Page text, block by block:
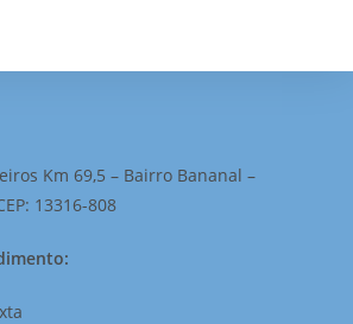
Km 69,5 – Bairro Bananal –
13316-808